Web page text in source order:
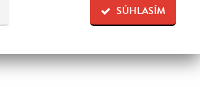
SÚHLASÍM
společenské, politické a kulturní situaci